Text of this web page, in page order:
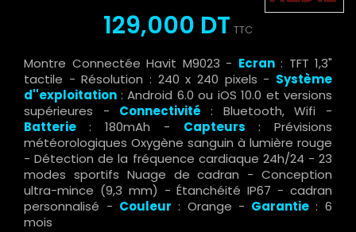
129,000 DT TTC
Montre Connectée Havit M9023 - Ecran : TFT 1,3"
tactile - Résolution : 240 x 240 pixels - Système
d''exploitation : Android 6.0 ou iOS 10.0 et versions
supérieures - Connectivité: Bluetooth, Wifi -
Batterie : 180mAh - Capteurs : Prévisions
météorologiques Oxygène sanguin à lumière rouge
- Détection de la fréquence cardiaque 24h/24 - 23
modes sportifs Nuage de cadran - Conception
ultra-mince (9,3 mm) - Étanchéité IP67 - cadran
personnalisé - Couleur : Orange - Garantie: 6
mois